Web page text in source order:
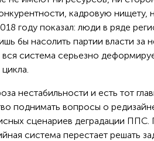
кадровую нищету,
году показал: люди в ряде
бы насолить партии власти
система серьезно
нестабильности и есть тот
поднимать вопросы о
сценариев деградации ППС.
система перестает решать